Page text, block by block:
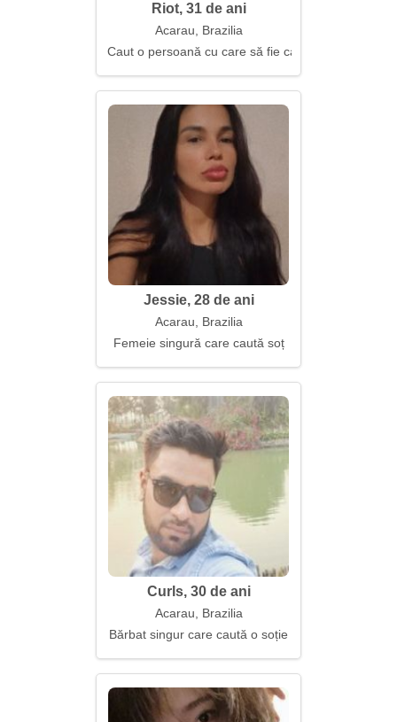
Riot, 31 de ani
Acarau, Brazilia
Caut o persoană cu care să fie cald
Jessie, 28 de ani
Acarau, Brazilia
Femeie singură care caută soț
Curls, 30 de ani
Acarau, Brazilia
Bărbat singur care caută o soție